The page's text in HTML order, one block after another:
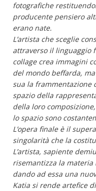
fotografiche
producente pensiero
erano nate.
L’artista che sceglie
attraverso il linguaggio
collage crea immagini
del mondo beffarda,
sua la frammentazione
spazio della
della loro
lo spazio sono
L’opera finale è il
singolarità che la
L’artista, sapiente
risemantizza la
dando ad essa una
Katia si rende artefice